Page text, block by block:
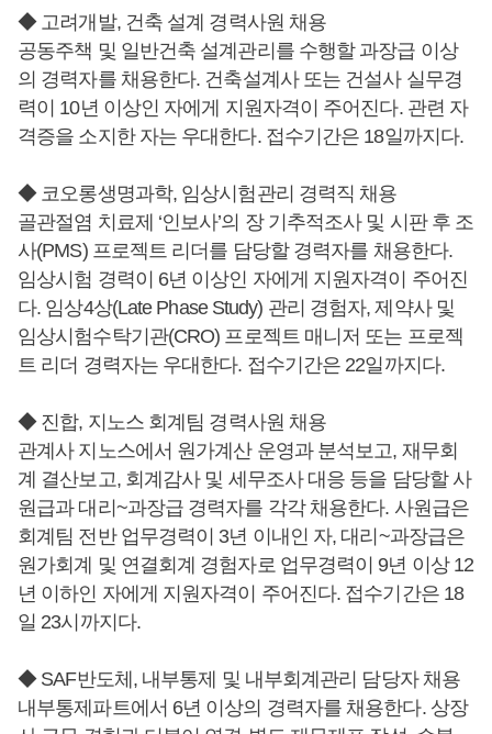
◆ 고려개발, 건축 설계 경력사원 채용
공동주책 및 일반건축 설계관리를 수행할 과장급 이상
의 경력자를 채용한다. 건축설계사 또는 건설사 실무경
력이 10년 이상인 자에게 지원자격이 주어진다. 관련 자
격증을 소지한 자는 우대한다. 접수기간은 18일까지다.
◆ 코오롱생명과학, 임상시험관리 경력직 채용
골관절염 치료제 ‘인보사’의 장 기추적조사 및 시판 후 조
사(PMS) 프로젝트 리더를 담당할 경력자를 채용한다.
임상시험 경력이 6년 이상인 자에게 지원자격이 주어진
다. 임상4상(Late Phase Study) 관리 경험자, 제약사 및
임상시험수탁기관(CRO) 프로젝트 매니저 또는 프로젝
트 리더 경력자는 우대한다. 접수기간은 22일까지다.
◆ 진합, 지노스 회계팀 경력사원 채용
관계사 지노스에서 원가계산 운영과 분석보고, 재무회
계 결산보고, 회계감사 및 세무조사 대응 등을 담당할 사
원급과 대리~과장급 경력자를 각각 채용한다. 사원급은
회계팀 전반 업무경력이 3년 이내인 자, 대리~과장급은
원가회계 및 연결회계 경험자로 업무경력이 9년 이상 12
년 이하인 자에게 지원자격이 주어진다. 접수기간은 18
일 23시까지다.
◆ SAF반도체, 내부통제 및 내부회계관리 담당자 채용
내부통제파트에서 6년 이상의 경력자를 채용한다. 상장